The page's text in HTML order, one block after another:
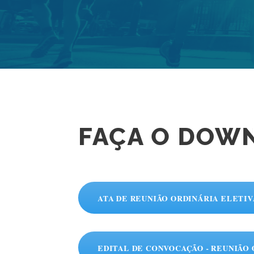
FAÇA O
ATA DE REUNIÃO ORDINÁRIA
EDITAL DE CONVOCAÇÃO -